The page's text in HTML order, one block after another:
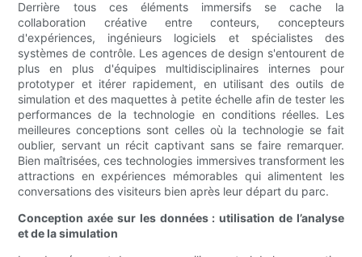
Derrière tous ces éléments immersifs se cache la
collaboration créative entre conteurs, concepteurs
d'expériences, ingénieurs logiciels et spécialistes des
systèmes de contrôle. Les agences de design s'entourent de
plus en plus d'équipes multidisciplinaires internes pour
prototyper et itérer rapidement, en utilisant des outils de
simulation et des maquettes à petite échelle afin de tester les
performances de la technologie en conditions réelles. Les
meilleures conceptions sont celles où la technologie se fait
oublier, servant un récit captivant sans se faire remarquer.
Bien maîtrisées, ces technologies immersives transforment les
attractions en expériences mémorables qui alimentent les
conversations des visiteurs bien après leur départ du parc.
Conception axée sur les données : utilisation de l’analyse
et de la simulation